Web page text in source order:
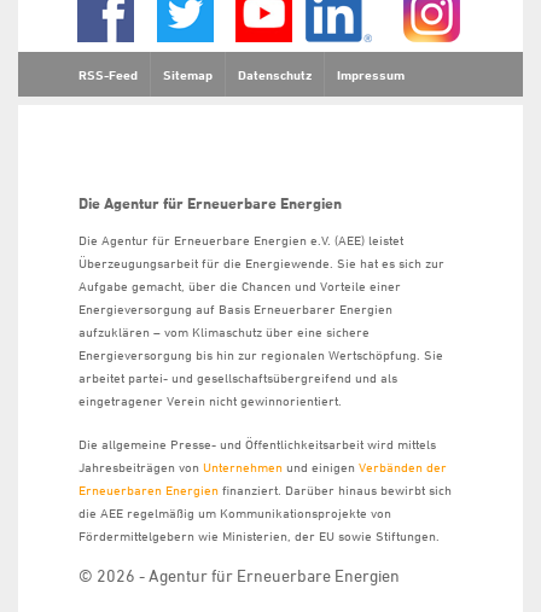
RSS-Feed Sitemap Datenschutz Impressum
Die Agentur für Erneuerbare Energien
Die Agentur für Erneuerbare Energien e.V. (AEE) leistet
Überzeugungsarbeit für die Energiewende. Sie hat es sich zur
Aufgabe gemacht, über die Chancen und Vorteile einer
Energieversorgung auf Basis Erneuerbarer Energien
aufzuklären – vom Klimaschutz über eine sichere
Energieversorgung bis hin zur regionalen Wertschöpfung. Sie
arbeitet partei- und gesellschaftsübergreifend und als
eingetragener Verein nicht gewinnorientiert.
Die allgemeine Presse- und Öffentlichkeitsarbeit wird mittels
Jahresbeiträgen von Unternehmen und einigen Verbänden der
Erneuerbaren Energien finanziert. Darüber hinaus bewirbt sich
die AEE regelmäßig um Kommunikationsprojekte von
Fördermittelgebern wie Ministerien, der EU sowie Stiftungen.
© 2026 - Agentur für Erneuerbare Energien